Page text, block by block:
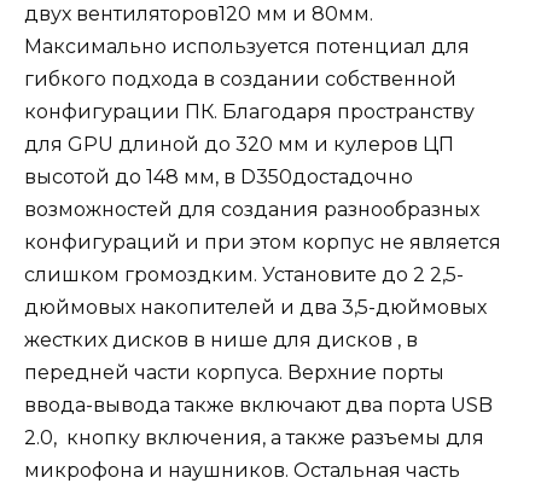
двух вентиляторов120 мм и 80мм.
Максимально используется потенциал для
гибкого подхода в создании собственной
конфигурации ПК. Благодаря пространству
для GPU длиной до 320 мм и кулеров ЦП
высотой до 148 мм, в D350достадочно
возможностей для создания разнообразных
конфигураций и при этом корпус не является
слишком громоздким. Установите до 2 2,5-
дюймовых накопителей и два 3,5-дюймовых
жестких дисков в нише для дисков , в
передней части корпуса. Верхние порты
ввода-вывода также включают два порта USB
2.0, кнопку включения, а также разъемы для
микрофона и наушников. Остальная часть